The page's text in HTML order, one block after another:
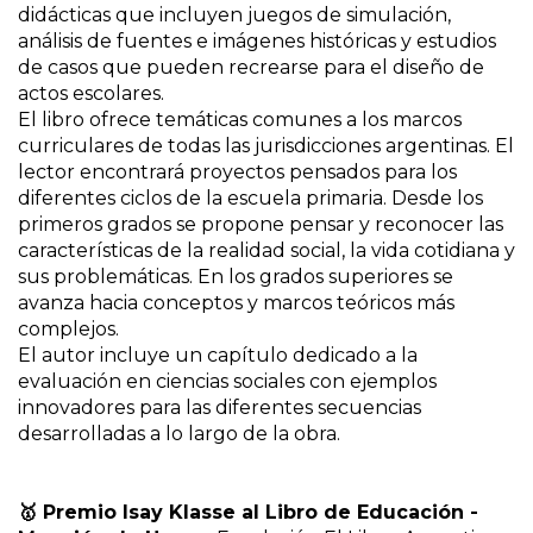
didácticas que incluyen juegos de simulación,
análisis de fuentes e imágenes históricas y estudios
de casos que pueden recrearse para el diseño de
actos escolares.
El libro ofrece temáticas comunes a los marcos
curriculares de todas las jurisdicciones argentinas. El
lector encontrará proyectos pensados para los
diferentes ciclos de la escuela primaria. Desde los
primeros grados se propone pensar y reconocer las
características de la realidad social, la vida cotidiana y
sus problemáticas. En los grados superiores se
avanza hacia conceptos y marcos teóricos más
complejos.
El autor incluye un capítulo dedicado a la
evaluación en ciencias sociales con ejemplos
innovadores para las diferentes secuencias
desarrolladas a lo largo de la obra.
🥇 Premio Isay Klasse al Libro de Educación -